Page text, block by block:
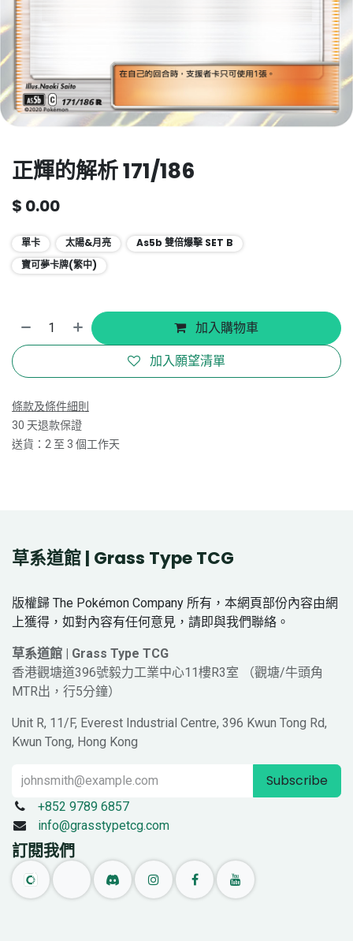
正輝的解析 171/186
$ 0.00
單卡 太陽&月亮
As5b 雙倍爆擊 SET B
寶可夢卡牌(繁中)
加入購物車
加入願望清單
條款及條件細則
30 天退款保證
送貨：2 至 3 個工作天
草系道館 | Grass Type TCG
版權歸 The Pokémon Company 所有，本網頁部份內容由網
上獲得，如對內容有任何意見，請即與我們聯絡。
草系道館 | Grass Type TCG
香港觀塘道396號毅力工業中心11樓R3室 （觀塘/牛頭角
MTR出，行5分鐘）
Unit R, 11/F, Everest Industrial Centre, 396 Kwun Tong Rd,
Kwun Tong, Hong Kong
Subscribe
+852 9789 6857
info@grasstypetcg.com
訂閱我們